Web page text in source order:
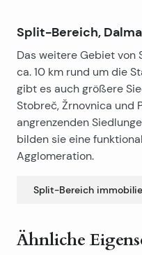
Betonbecken mit
einem Wasserfall
ständig ist
Beleuchtung und
11 Monaten genutzt. Mit
Terrassen, eine
ca. 150m2.
Komplettes Grundstück
Metallzaun an der
große Eisen-Tore
ganze Hof, Wände
werden können.
Split-Bereich,
Das weitere Gebiet von
ca. 10 km rund um die
gibt es auch größere
Stobreč, Žrnovnica und
angrenzenden
bilden sie eine
Agglomeration.
Split-Bereich
Ähnliche